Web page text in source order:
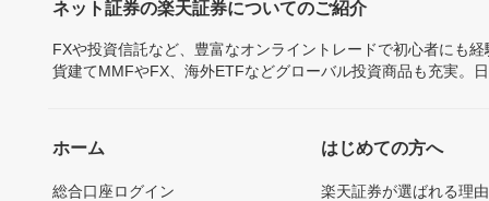
ネット証券の楽天証券についてのご紹介
FXや投資信託など、豊富なオンライントレードで初心者にも
貨建てMMFやFX、海外ETFなどグローバル投資商品も充実。
ホーム
総合口座ログイン
はじめての方へ
楽天証券が選ばれる理由